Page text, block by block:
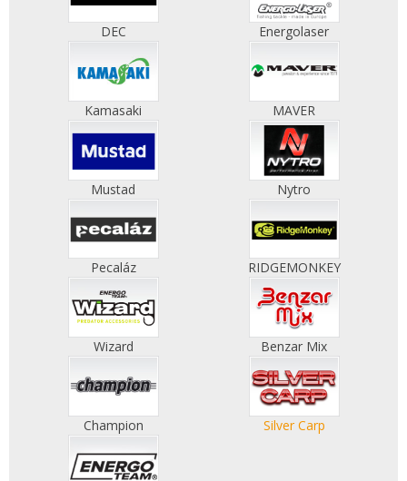
DEC Energolaser
Kamasaki MAVER
Mustad Nytro
Pecaláz RIDGEMONKEY
Wizard Benzar Mix
Champion Silver Carp